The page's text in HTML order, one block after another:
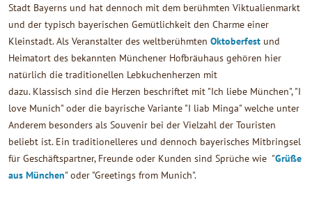
Stadt Bayerns und hat dennoch mit dem berühmten Viktualienmarkt
und der typisch bayerischen Gemütlichkeit den Charme einer
Kleinstadt. Als Veranstalter des weltberühmten Oktoberfest und
Heimatort des bekannten Münchener Hofbräuhaus gehören hier
natürlich die traditionellen Lebkuchenherzen mit
dazu. Klassisch sind die Herzen beschriftet mit "Ich liebe München", "I
love Munich" oder die bayrische Variante "I liab Minga" welche unter
Anderem besonders als Souvenir bei der Vielzahl der Touristen
beliebt ist. Ein traditionelleres und dennoch bayerisches Mitbringsel
für Geschäftspartner, Freunde oder Kunden sind Sprüche wie "Grüße
aus München" oder "Greetings from Munich".